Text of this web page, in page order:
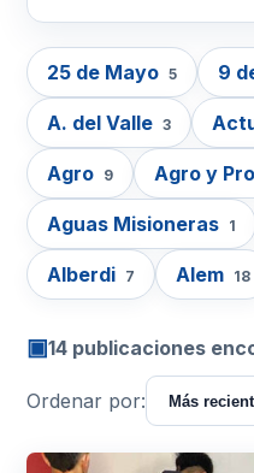
25 de Mayo 5 9
A. del Valle 3
Agro 9 Agro y
Aguas Misioneras 1
Alberdi 7 Alem 18
▣14 publicaciones
Ordenar por: